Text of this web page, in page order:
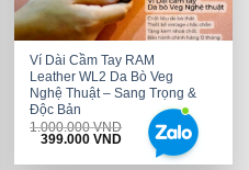
Ví Dài Cầm Tay RAM
Leather WL2 Da Bò Veg
Nghệ Thuật – Sang Trọng &
Độc Bản
1.000.000VND
Original
was:
399.000VNDCurrent
price
is: